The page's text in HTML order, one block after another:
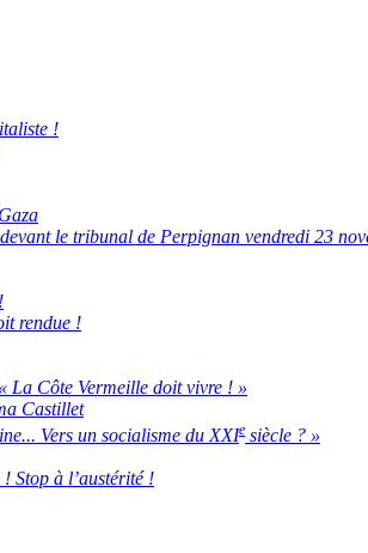
!
le tribunal de Perpignan vendredi 23
rendue !
La Côte Vermeille doit vivre ! »
Castillet
Vers un socialisme du XXIe siècle ? »
Stop à l’austérité !